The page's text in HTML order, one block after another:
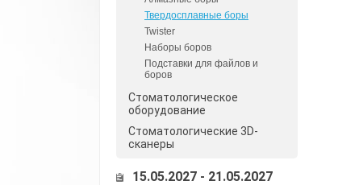
Твердосплавные боры
Twister
Наборы боров
Подставки для файлов и
боров
Стоматологическое
оборудование
Стоматологические 3D-
сканеры
15.05.2027 - 21.05.2027